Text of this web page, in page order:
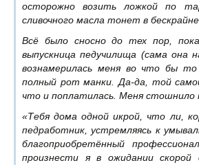
осторожно возить ложкой по
сливочного масла тонет в
Всё было сносно до тех пор,
выпускница педучилища (сама она
вознамерилась меня во что бы
полный рот манки. Да-да, той
что и поплатилась. Меня стошнило
«Тебя дома одной икрой, что ли,
педработник, устремляясь к
благоприобретённый
произнести я в ожидании